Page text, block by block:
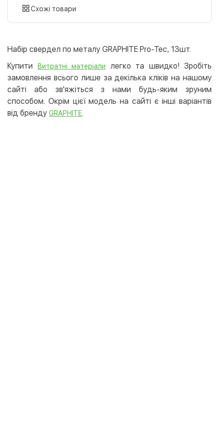
картою
LiqPay
Apple Pay
Google Pay
Безготівковий розрахунок
Оплата на карту юр.особи
Безкоштовно
Схожі товари
Набір свердел по металу GRAPHITE Pro-Tec, 13шт.
Купити
Витратні матеріали
легко та швидко! Зробіть
замовлення всього лише за декілька кліків на нашому
сайті або зв'яжіться з нами будь-яким зруним
способом. Окрім цієї модель на сайті є інші варіантів
від бренду GRAPHITE.